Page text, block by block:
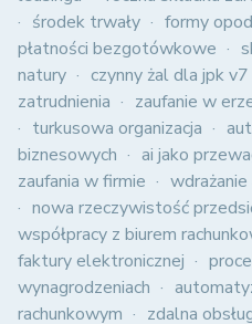
środek trwały
formy
płatności bezgotówkowe
natury
czynny żal dla jpk v7
zatrudnienia
zaufanie w
turkusowa organizacja
biznesowych
ai jako
zaufania w firmie
nowa rzeczywistość
współpracy z biurem
faktury elektronicznej
wynagrodzeniach
rachunkowym
zdalna